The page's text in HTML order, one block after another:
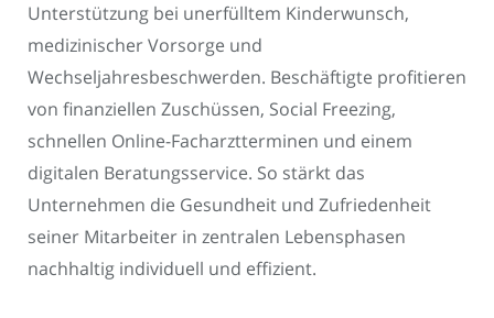
Unterstützung bei unerfülltem Kinderwunsch,
medizinischer Vorsorge und
Wechseljahresbeschwerden. Beschäftigte profitieren
von finanziellen Zuschüssen, Social Freezing,
schnellen Online-Facharztterminen und einem
digitalen Beratungsservice. So stärkt das
Unternehmen die Gesundheit und Zufriedenheit
seiner Mitarbeiter in zentralen Lebensphasen
nachhaltig individuell und effizient.